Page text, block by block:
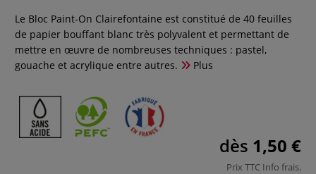
Le Bloc Paint-On Clairefontaine est constitué de 40 feuilles
de papier bouffant blanc très polyvalent et permettant de
mettre en œuvre de nombreuses techniques : pastel,
gouache et acrylique entre autres.
Plus
dès 1,50 €
Prix TTC Info frais.